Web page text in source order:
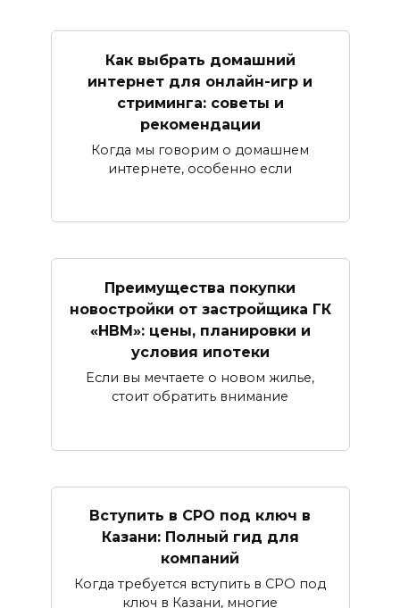
Как выбрать домашний
интернет для онлайн-игр и
стриминга: советы и
рекомендации
Когда мы говорим о домашнем
интернете, особенно если
Преимущества покупки
новостройки от застройщика ГК
«НВМ»: цены, планировки и
условия ипотеки
Если вы мечтаете о новом жилье,
стоит обратить внимание
Вступить в СРО под ключ в
Казани: Полный гид для
компаний
Когда требуется вступить в СРО под
ключ в Казани, многие